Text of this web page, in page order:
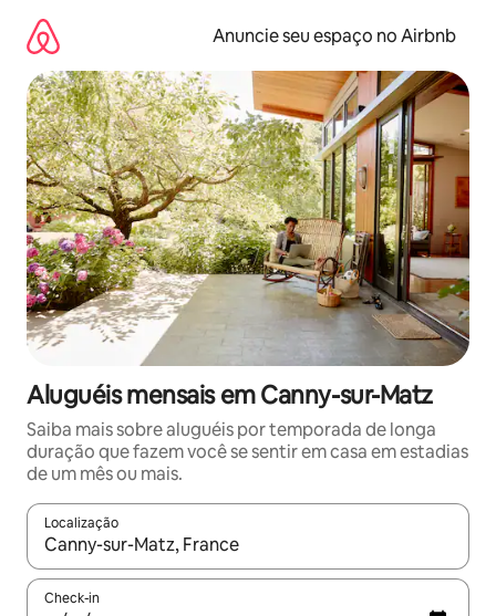
para
conteúdo
Anuncie seu espaço no Airbnb
Aluguéis mensais em Canny-sur-Matz
Saiba mais sobre aluguéis por temporada de longa
duração que fazem você se sentir em casa em estadias
de um mês ou mais.
Localização
Quando os resultados estiverem disponíveis, explore-os
Check-in